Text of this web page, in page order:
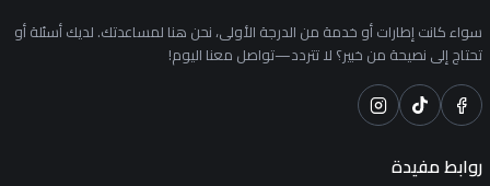
سواء كانت إطارات أو خدمة من الدرجة الأولى، نحن هنا لمساعدتك. لديك أسئلة أو
تحتاج إلى نصيحة من خبير؟ لا تتردد—تواصل معنا اليوم!
روابط مفيدة